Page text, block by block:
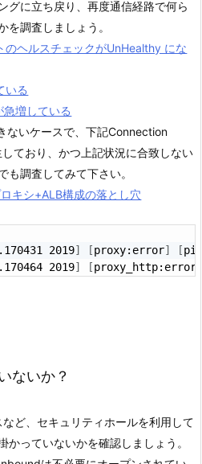
グに立ち戻り、再度通信経路で何ら
を調査しましょう。
のヘルスチェックがUnHealthy にな
いる
増している
ないケースで、下記Connection
ており、かつ上記状況に合致しない
も調査してみて下さい。
キシ+ALB構成の落とし穴
2019] [proxy:error] [
2019] [proxy_http:error
ないか？
ど、セキュリティホールを利用して
かっていないかを確認しましょう。